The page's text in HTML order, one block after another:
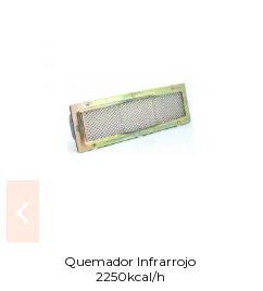
Quemador Infrarrojo
2250kcal/h